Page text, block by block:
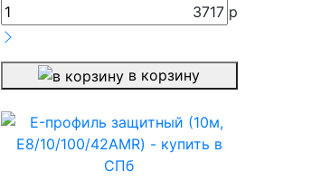
3717 р
в корзину